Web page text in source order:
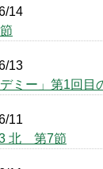
14
13
ミー」第1回目
11
北 第7節